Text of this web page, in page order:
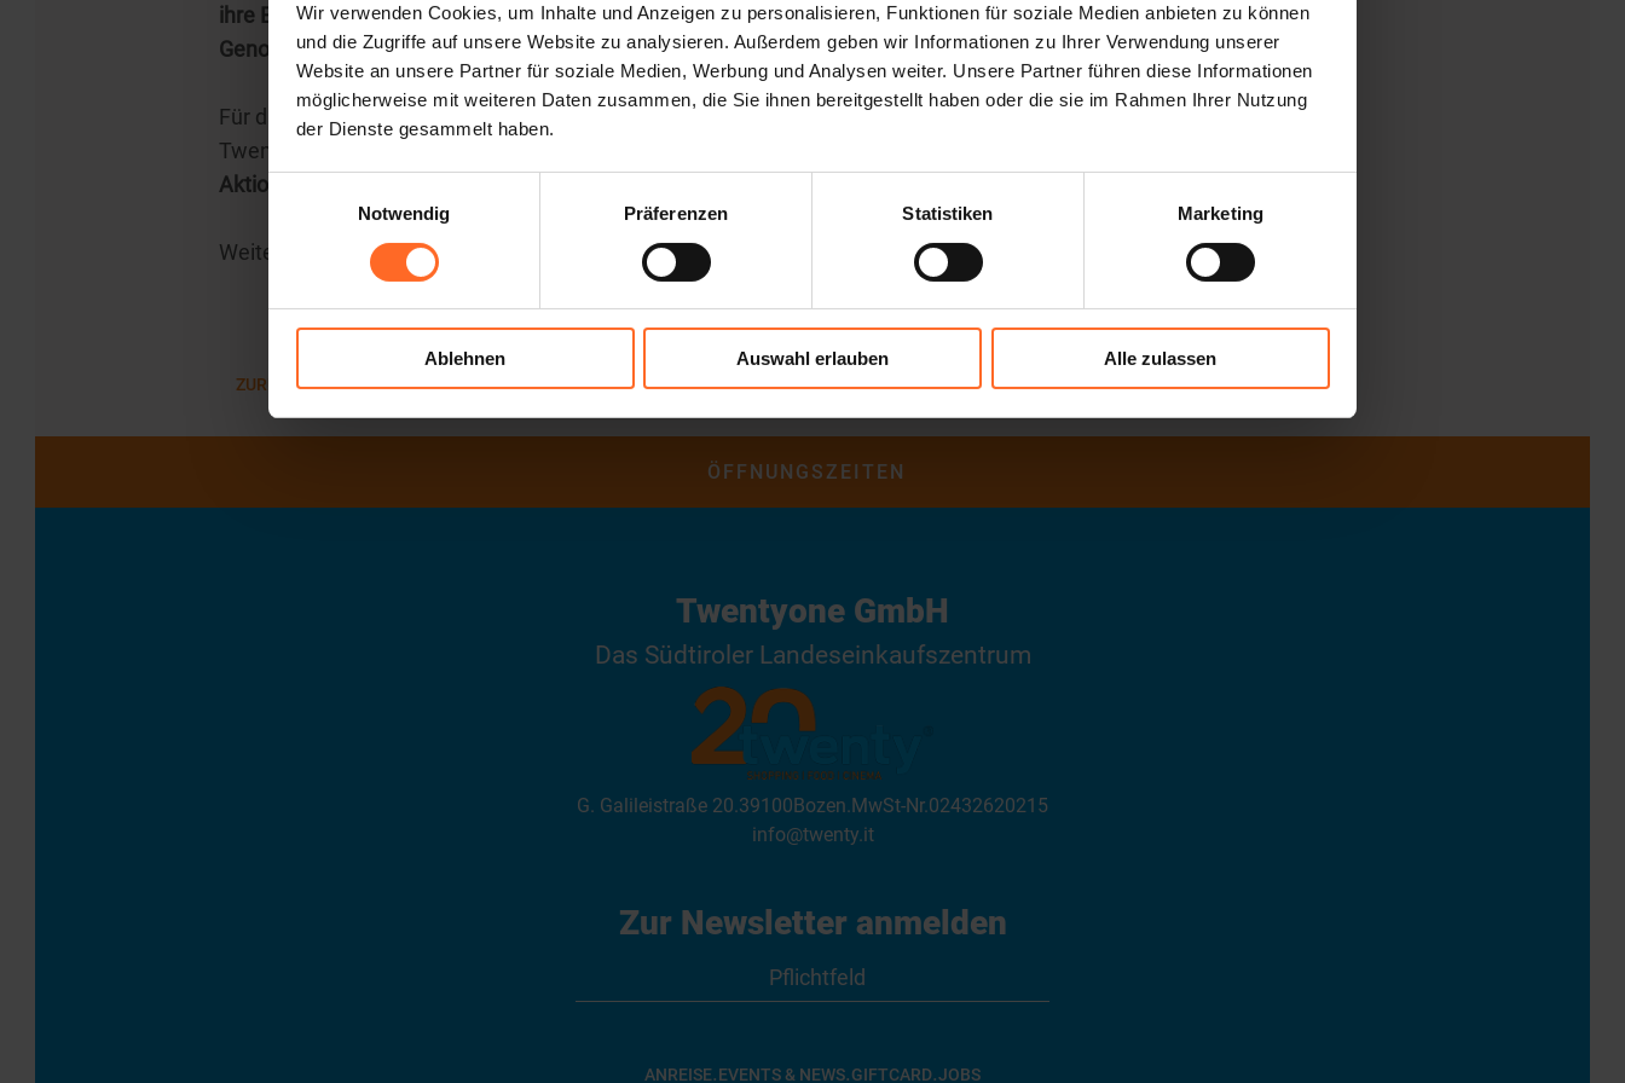
Wir verwenden Cookies, um Inhalte und Anzeigen zu personalisieren, Funktionen für soziale Medien anbieten zu können
und die Zugriffe auf unsere Website zu analysieren. Außerdem geben wir Informationen zu Ihrer Verwendung unserer
Website an unsere Partner für soziale Medien, Werbung und Analysen weiter. Unsere Partner führen diese Informationen
möglicherweise mit weiteren Daten zusammen, die Sie ihnen bereitgestellt haben oder die sie im Rahmen Ihrer Nutzung
der Dienste gesammelt haben.
Einwilligungsauswahl
Notwendig
Präferenzen Statistiken Marketing
Ablehnen Auswahl erlauben Alle zulassen
ihre Erfahrungen als aktive Väter zu berichten. Gegen eine freiwillige Spende erhalten Besucher den Kalender der
Genossenschaft.
Für die Dauer der Veranstaltung und in den Tagen davor wird auf dem Profil von Twenty im sozialen Netzwerk und im
Twenty selbst ein Auszug aus den beiden
Aktion/Padri in azione) und Alfred Tschager zu sehen sein.
Weitere Informationen über die Genossenschaft: WWW.VAETER-AKTIV.IT
ZURÜCK ZUR LISTE
ÖFFNUNGSZEITEN
Twentyone GmbH
Das Südtiroler Landeseinkaufszentrum
G. Galileistraße 20.39100 Bozen. MwSt-Nr.02432620215
info@twenty.it
Zur Newsletter anmelden
ANREISE.EVENTS & NEWS.GIFTCARD.JOBS